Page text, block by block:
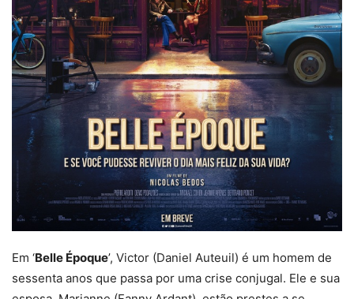
Em ‘Belle Époque’, Victor (Daniel Auteuil) é um homem de
sessenta anos que passa por uma crise conjugal. Ele e sua